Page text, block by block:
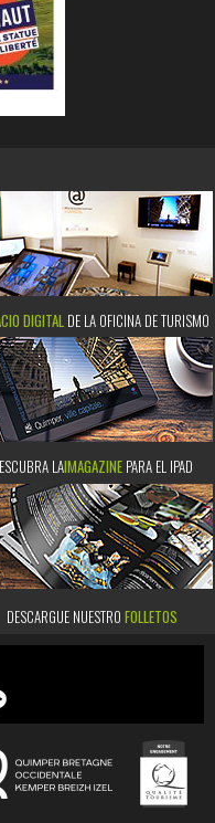
DIGITAL DE LA OFICINA DE TURISMO
LAIMAGAZINEPARA EL IPAD
DESCARGUE NUESTRO FOLLETOS